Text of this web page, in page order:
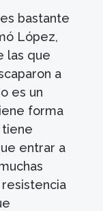
bastante
López,
las que
a
es un
forma
tiene
entrar a